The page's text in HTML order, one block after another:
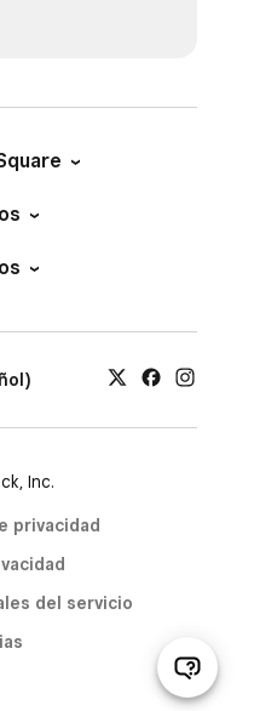
Inc.
privacidad
del servicio